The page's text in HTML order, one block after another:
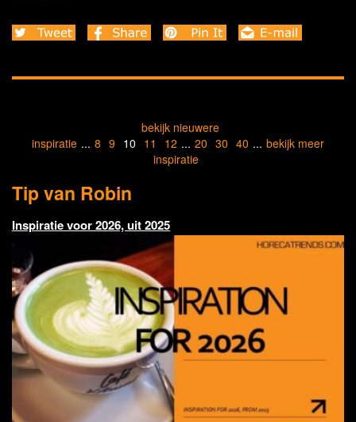
bekijk nieuwere
inspiratie ... 8 9 10 11 12 ... 20 30 40 ... bekijk meer
inspiratie
Tip van Robin
Inspiratie voor 2026, uit 2025